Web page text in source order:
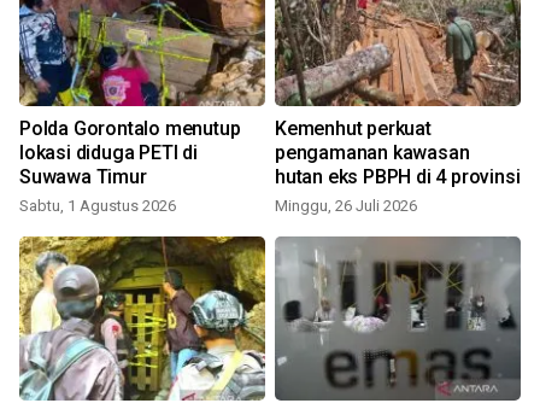
Polda Gorontalo menutup
lokasi diduga PETI di
Suwawa Timur
Sabtu, 1 Agustus 2026
Kemenhut perkuat
pengamanan kawasan
hutan eks PBPH di 4 provinsi
Minggu, 26 Juli 2026